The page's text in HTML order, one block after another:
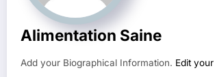
Alimentation Saine
Add your Biographical Information. Edit